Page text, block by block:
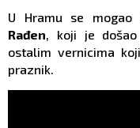
U Hramu se
Rađen, koji je
ostalim vernicima
praznik.